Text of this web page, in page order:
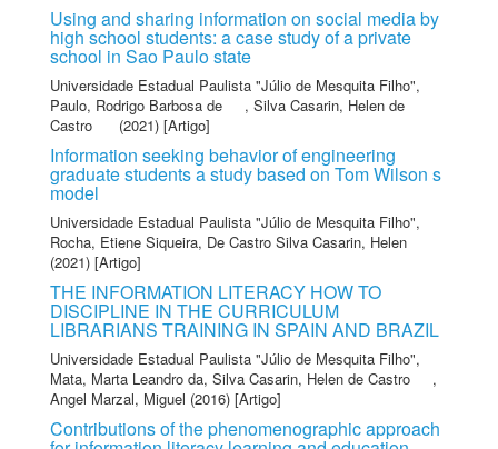
Using and sharing information on social media by
high school students: a case study of a private
school in Sao Paulo state
Universidade Estadual Paulista "Júlio de Mesquita Filho",
Paulo, Rodrigo Barbosa de
, Silva Casarin, Helen de
Castro
(2021) [Artigo]
Information seeking behavior of engineering
graduate students a study based on Tom Wilson s
model
Universidade Estadual Paulista "Júlio de Mesquita Filho",
Rocha, Etiene Siqueira, De Castro Silva Casarin, Helen
(2021) [Artigo]
THE INFORMATION LITERACY HOW TO
DISCIPLINE IN THE CURRICULUM
LIBRARIANS TRAINING IN SPAIN AND BRAZIL
Universidade Estadual Paulista "Júlio de Mesquita Filho",
Mata, Marta Leandro da, Silva Casarin, Helen de Castro
,
Angel Marzal, Miguel (2016) [Artigo]
Contributions of the phenomenographic approach